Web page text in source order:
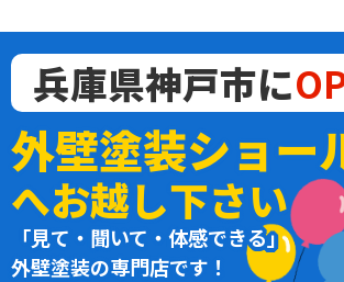
兵庫県神戸市に
外壁塗装ショー
へお越し下さい
「見て・聞いて・体感できる」
外壁塗装の専門店です！